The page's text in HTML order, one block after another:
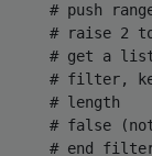
# push
# raise 2
# get a
# filter,
# length
# false
# end